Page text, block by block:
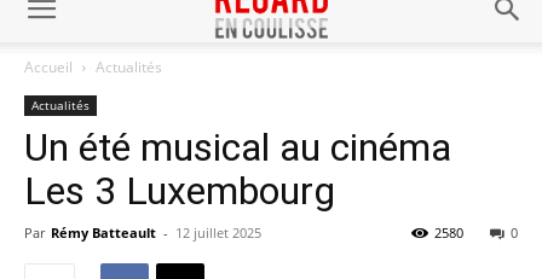
Accueil Actualités
Actualités
Un été musical au cinéma
Les 3 Luxembourg
Par Rémy Batteault - 12 juillet 2025 0
2580